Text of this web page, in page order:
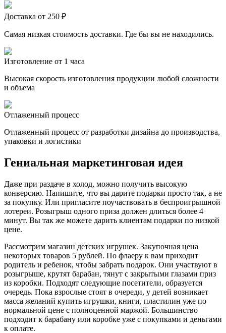
Доставка от 250 ₽
Самая низкая стоимость доставки. Где бы вы не находились.
Изготовление от 1 часа
Высокая скорость изготовления продукции любой сложности
и объема
Отлаженный процесс
Отлаженный процесс от разработки дизайна до производства,
упаковки и логистики
Гениальная маркетинговая идея
Даже при раздаче в холод, можно получить высокую
конверсию. Напишите, что вы дарите подарки просто так, а не
за покупку. Или пригласите поучаствовать в беспроигрышной
лотереи. Розыгрыш одного приза должен длиться более 4
минут. Вы так же можете дарить клиентам подарки по низкой
цене.
Рассмотрим магазин детских игрушек. Закупочная цена
некоторых товаров 5 рублей. По флаеру к вам приходит
родитель и ребенок, чтобы забрать подарок. Они участвуют в
розыгрыше, крутят барабан, тянут с закрытыми глазами приз
из коробки. Подходят следующие посетители, образуется
очередь. Пока взрослые стоят в очереди, у детей возникает
масса желаний купить игрушки, книги, пластилин уже по
нормальной цене с полноценной маржой. Большинство
подходит к барабану или коробке уже с покупками и деньгами
к оплате.